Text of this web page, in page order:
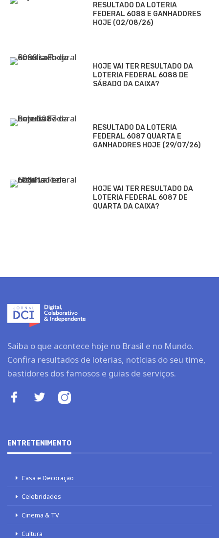
RESULTADO DA LOTERIA
FEDERAL 6088 E GANHADORES
HOJE (02/08/26)
HOJE VAI TER RESULTADO DA
LOTERIA FEDERAL 6088 DE
SÁBADO DA CAIXA?
RESULTADO DA LOTERIA
FEDERAL 6087 QUARTA E
GANHADORES HOJE (29/07/26)
HOJE VAI TER RESULTADO DA
LOTERIA FEDERAL 6087 DE
QUARTA DA CAIXA?
Saiba o que acontece hoje no Brasil e no Mundo.
Confira resultados de loterias, notícias do seu time,
bastidores dos famosos e guias de serviços.
ENTRETENIMENTO
Casa e Decoração
Celebridades
Cinema & TV
Cultura